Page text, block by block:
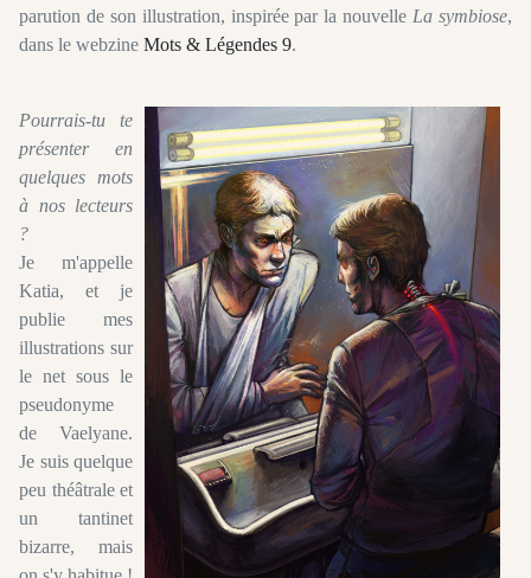
parution de son illustration, inspirée par la nouvelleLa symbiose,
dans le webzine Mots & Légendes 9.
Pourrais-tu te
présenter en
quelques mots
à nos lecteurs
?
Je m'appelle
Katia, et je
publie mes
illustrations sur
le net sous le
pseudonyme
de Vaelyane.
Je suis quelque
peu théâtrale et
un tantinet
bizarre, mais